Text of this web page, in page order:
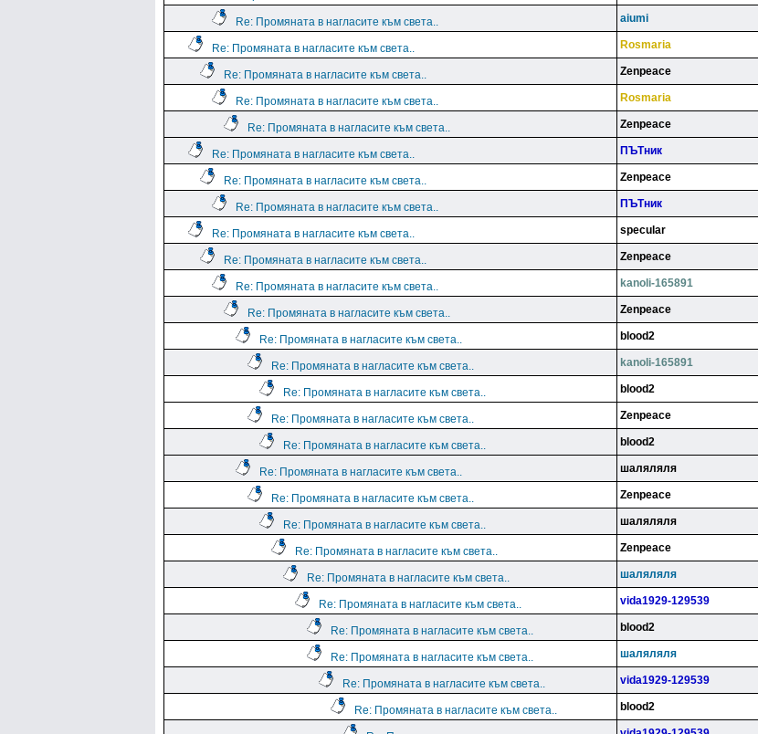
Re: Промяната в нагласите към света.. aiumi
Re: Промяната в нагласите към света.. Rosmaria
Re: Промяната в нагласите към света.. Zenpeace
Re: Промяната в нагласите към света.. Rosmaria
Re: Промяната в нагласите към света.. Zenpeace
Re: Промяната в нагласите към света.. ПЪТник
Re: Промяната в нагласите към света.. Zenpeace
Re: Промяната в нагласите към света.. ПЪТник
Re: Промяната в нагласите към света.. specular
Re: Промяната в нагласите към света.. Zenpeace
Re: Промяната в нагласите към света.. kanoli-165891
Re: Промяната в нагласите към света.. Zenpeace
Re: Промяната в нагласите към света.. blood2
Re: Промяната в нагласите към света.. kanoli-165891
Re: Промяната в нагласите към света.. blood2
Re: Промяната в нагласите към света.. Zenpeace
Re: Промяната в нагласите към света.. blood2
Re: Промяната в нагласите към света.. шаляляля
Re: Промяната в нагласите към света.. Zenpeace
Re: Промяната в нагласите към света.. шаляляля
Re: Промяната в нагласите към света.. Zenpeace
Re: Промяната в нагласите към света.. шаляляля
Re: Промяната в нагласите към света.. vida1929-129539
Re: Промяната в нагласите към света.. blood2
Re: Промяната в нагласите към света.. шаляляля
Re: Промяната в нагласите към света.. vida1929-129539
Re: Промяната в нагласите към света.. blood2